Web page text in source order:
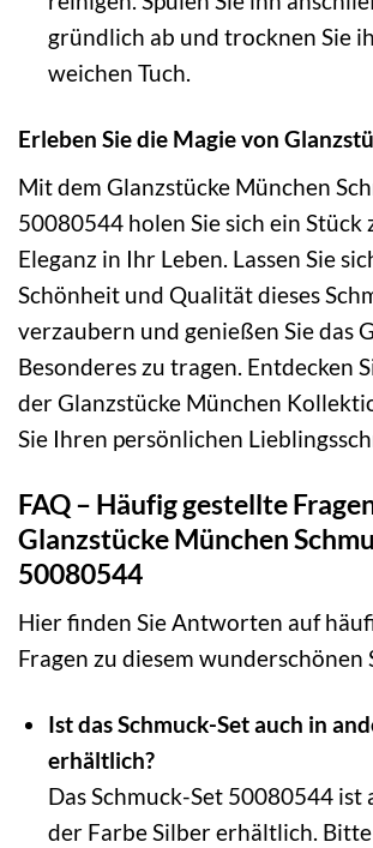
gründlich ab und trocknen Sie
weichen Tuch.
Erleben Sie die Magie von
Mit dem Glanzstücke München
50080544 holen Sie sich ein Stück
Eleganz in Ihr Leben. Lassen Sie
Schönheit und Qualität dieses
verzaubern und genießen Sie das
Besonderes zu tragen. Entdecken
der Glanzstücke München
Sie Ihren persönlichen
FAQ – Häufig gestellte
Glanzstücke München
50080544
Hier finden Sie Antworten auf
Fragen zu diesem wunderschönen
Ist das Schmuck-Set auch in
erhältlich?
Das Schmuck-Set 50080544
der Farbe Silber erhältlich.